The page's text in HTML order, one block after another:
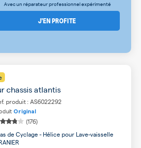
Avec un réparateur professionnel expérimenté
J’EN PROFITE
chassis atlantis
produit : AS6022292
Original
(176)
de Cyclage - Hélice pour Lave-vaisselle